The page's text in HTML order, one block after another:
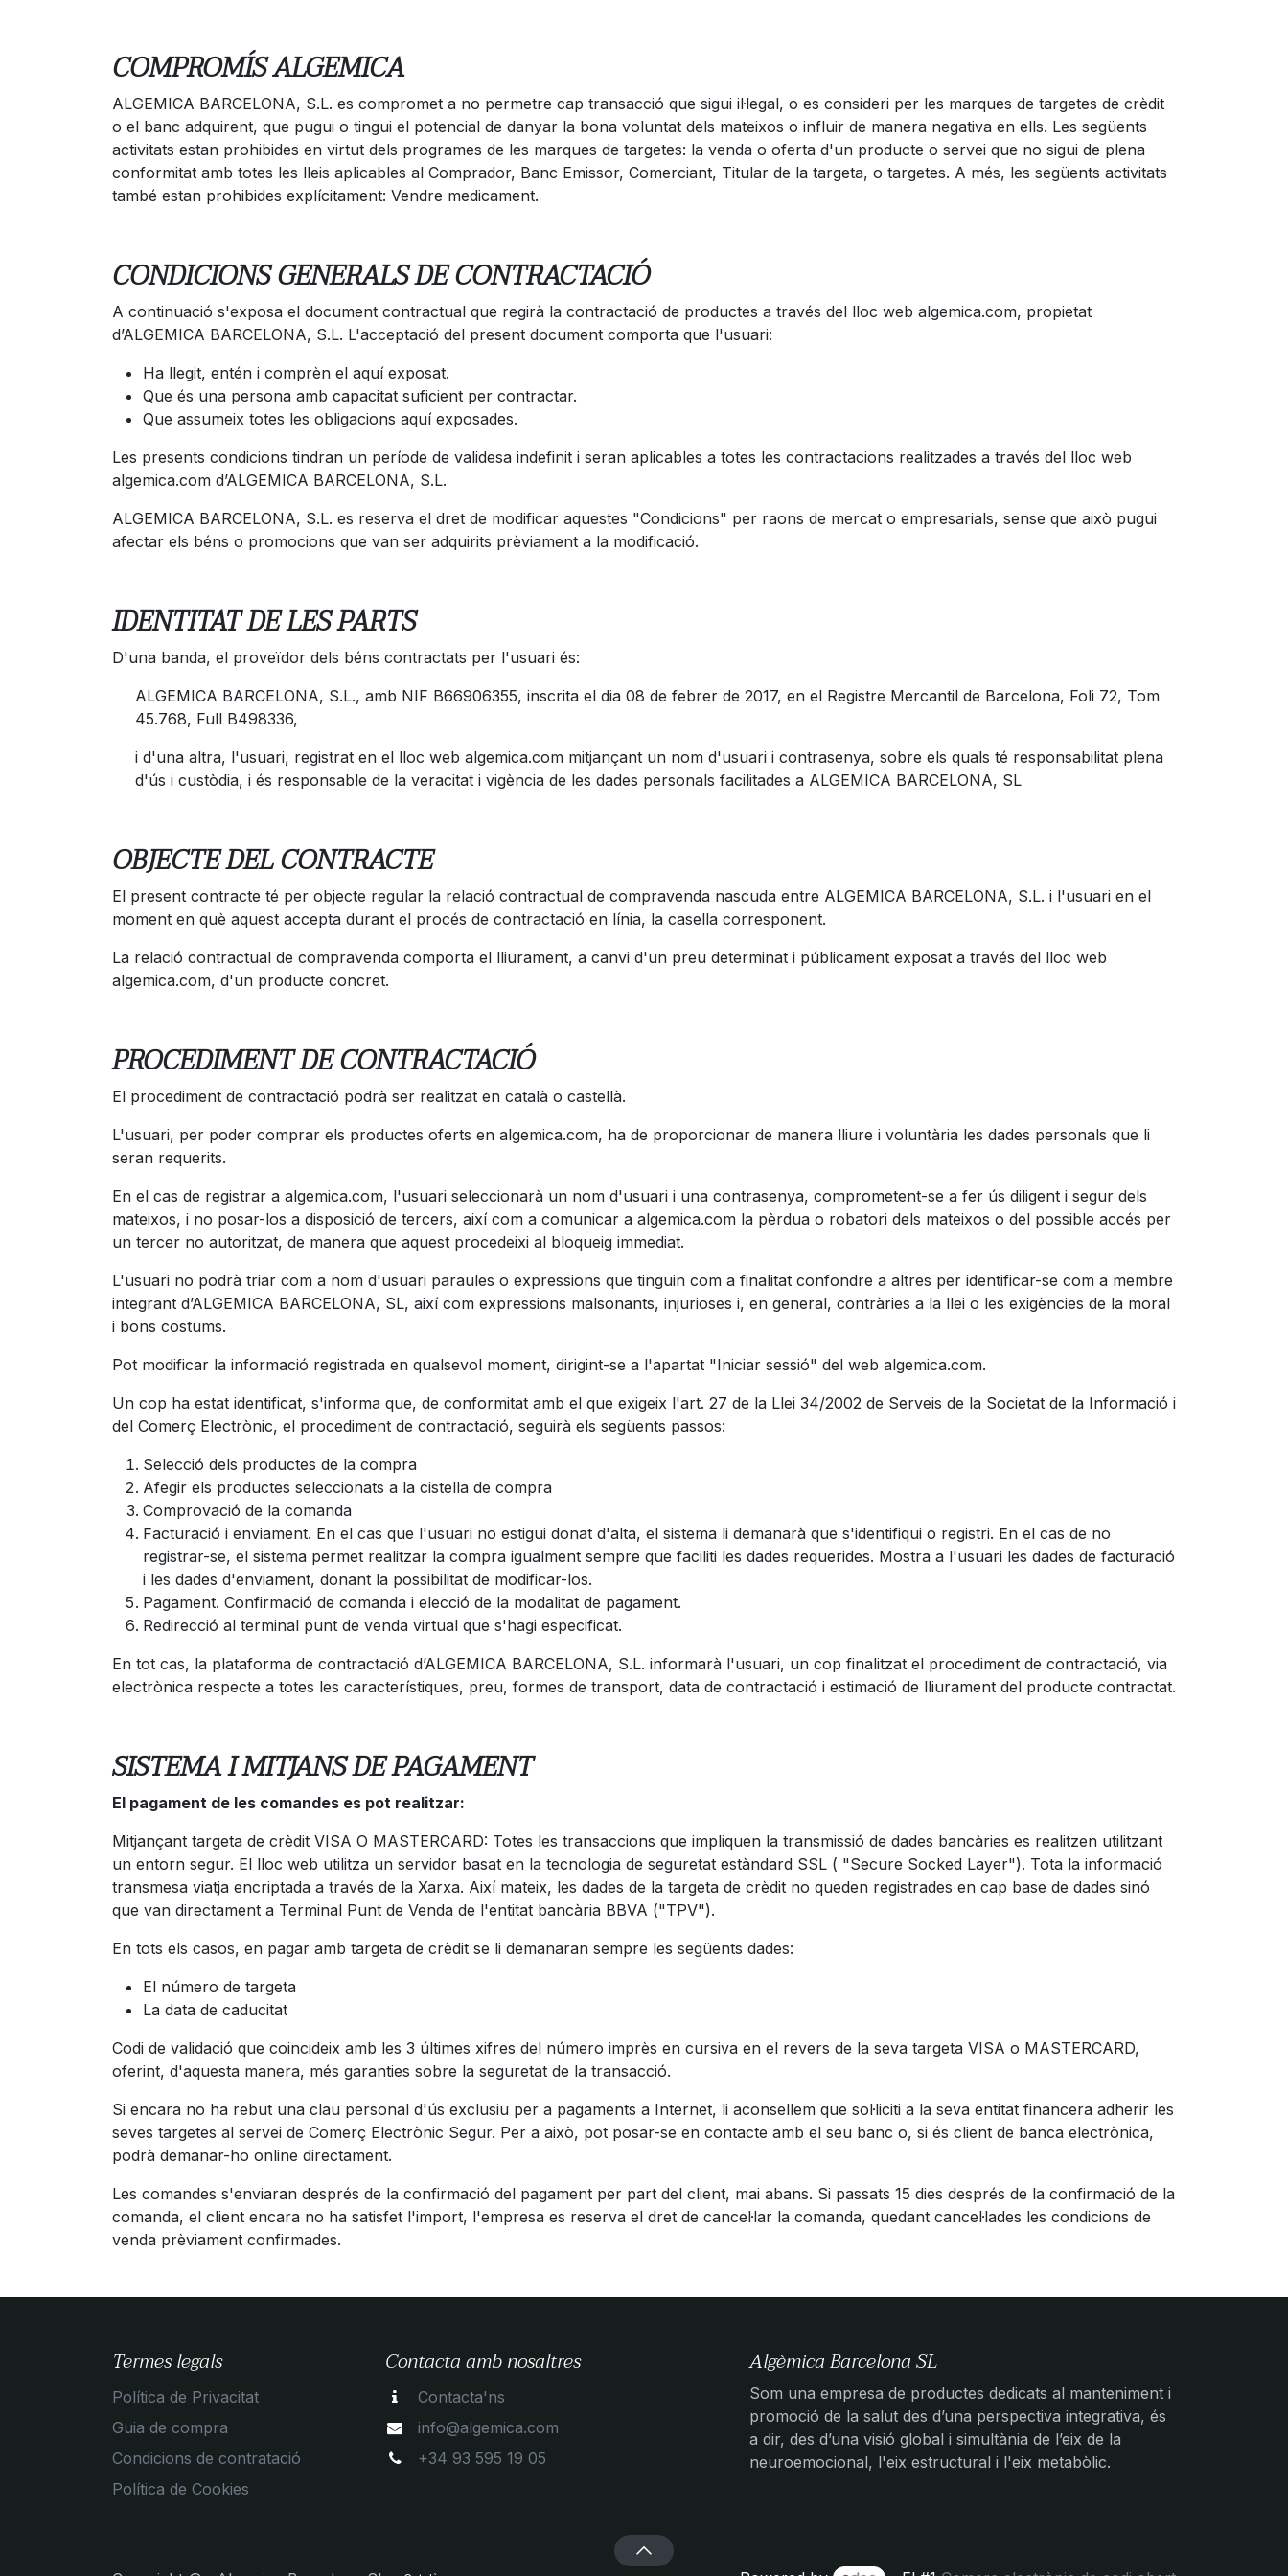
COMPROMÍS ALGEMICA
ALGEMICA BARCELONA, S.L. es compromet a no permetre cap transacció que sigui il·legal, o es consideri per les marques de targetes de crèdit
o el banc adquirent, que pugui o tingui el potencial de danyar la bona voluntat dels mateixos o influir de manera negativa en ells. Les següents
activitats estan prohibides en virtut dels programes de les marques de targetes: la venda o oferta d'un producte o servei que no sigui de plena
conformitat amb totes les lleis aplicables al Comprador, Banc Emissor, Comerciant, Titular de la targeta, o targetes. A més, les següents activitats
també estan prohibides explícitament: Vendre medicament.
CONDICIONS GENERALS DE CONTRACTACIÓ
A continuació s'exposa el document contractual que regirà la contractació de productes a través del lloc web algemica.com, propietat
d’ALGEMICA BARCELONA, S.L. L'acceptació del present document comporta que l'usuari:
Ha llegit, entén i comprèn el aquí exposat.
Que és una persona amb capacitat suficient per contractar.
Que assumeix totes les obligacions aquí exposades.
Les presents condicions tindran un període de validesa indefinit i seran aplicables a totes les contractacions realitzades a través del lloc web
algemica.com d’ALGEMICA BARCELONA, S.L.
ALGEMICA BARCELONA, S.L. es reserva el dret de modificar aquestes "Condicions" per raons de mercat o empresarials, sense que això pugui
afectar els béns o promocions que van ser adquirits prèviament a la modificació.
IDENTITAT DE LES PARTS
D'una banda, el proveïdor dels béns contractats per l'usuari és:
ALGEMICA BARCELONA, S.L., amb NIF B66906355, inscrita el dia 08 de febrer de 2017, en el Registre Mercantil de Barcelona, Foli 72, Tom
45.768, Full B498336,
i d'una altra, l'usuari, registrat en el lloc web algemica.com mitjançant un nom d'usuari i contrasenya, sobre els quals té responsabilitat plena
d'ús i custòdia, i és responsable de la veracitat i vigència de les dades personals facilitades a ALGEMICA BARCELONA, SL
OBJECTE DEL CONTRACTE
El present contracte té per objecte regular la relació contractual de compravenda nascuda entre ALGEMICA BARCELONA, S.L. i l'usuari en el
moment en què aquest accepta durant el procés de contractació en línia, la casella corresponent.
La relació contractual de compravenda comporta el lliurament, a canvi d'un preu determinat i públicament exposat a través del lloc web
algemica.com, d'un producte concret.
PROCEDIMENT DE CONTRACTACIÓ
El procediment de contractació podrà ser realitzat en català o castellà.
L'usuari, per poder comprar els productes oferts en algemica.com, ha de proporcionar de manera lliure i voluntària les dades personals que li
seran requerits.
En el cas de registrar a algemica.com, l'usuari seleccionarà un nom d'usuari i una contrasenya, comprometent-se a fer ús diligent i segur dels
mateixos, i no posar-los a disposició de tercers, així com a comunicar a algemica.com la pèrdua o robatori dels mateixos o del possible accés per
un tercer no autoritzat, de manera que aquest procedeixi al bloqueig immediat.
L'usuari no podrà triar com a nom d'usuari paraules o expressions que tinguin com a finalitat confondre a altres per identificar-se com a membre
integrant d’ALGEMICA BARCELONA, SL, així com expressions malsonants, injurioses i, en general, contràries a la llei o les exigències de la moral
i bons costums.
Pot modificar la informació registrada en qualsevol moment, dirigint-se a l'apartat "Iniciar sessió" del web algemica.com.
Un cop ha estat identificat, s'informa que, de conformitat amb el que exigeix l'art. 27 de la Llei 34/2002 de Serveis de la Societat de la Informació i
del Comerç Electrònic, el procediment de contractació, seguirà els següents passos:
Selecció dels productes de la compra
Afegir els productes seleccionats a la cistella de compra
Comprovació de la comanda
Facturació i enviament. En el cas que l'usuari no estigui donat d'alta, el sistema li demanarà que s'identifiqui o registri. En el cas de no
registrar-se, el sistema permet realitzar la compra igualment sempre que faciliti les dades requerides. Mostra a l'usuari les dades de facturació
i les dades d'enviament, donant la possibilitat de modificar-los.
Pagament. Confirmació de comanda i elecció de la modalitat de pagament.
Redirecció al terminal punt de venda virtual que s'hagi especificat.
En tot cas, la plataforma de contractació d’ALGEMICA BARCELONA, S.L. informarà l'usuari, un cop finalitzat el procediment de contractació, via
electrònica respecte a totes les característiques, preu, formes de transport, data de contractació i estimació de lliurament del producte contractat.
SISTEMA I MITJANS DE PAGAMENT
El pagament de les comandes es pot realitzar:
Mitjançant targeta de crèdit VISA O MASTERCARD: Totes les transaccions que impliquen la transmissió de dades bancàries es realitzen utilitzant
un entorn segur. El lloc web utilitza un servidor basat en la tecnologia de seguretat estàndard SSL ( "Secure Socked Layer"). Tota la informació
transmesa viatja encriptada a través de la Xarxa. Així mateix, les dades de la targeta de crèdit no queden registrades en cap base de dades sinó
que van directament a Terminal Punt de Venda de l'entitat bancària BBVA ("TPV").
En tots els casos, en pagar amb targeta de crèdit se li demanaran sempre les següents dades:
El número de targeta
La data de caducitat
Codi de validació que coincideix amb les 3 últimes xifres del número imprès en cursiva en el revers de la seva targeta VISA o MASTERCARD,
oferint, d'aquesta manera, més garanties sobre la seguretat de la transacció.
Si encara no ha rebut una clau personal d'ús exclusiu per a pagaments a Internet, li aconsellem que sol·liciti a la seva entitat financera adherir les
seves targetes al servei de Comerç Electrònic Segur. Per a això, pot posar-se en contacte amb el seu banc o, si és client de banca electrònica,
podrà demanar-ho online directament.
Les comandes s'enviaran després de la confirmació del pagament per part del client, mai abans. Si passats 15 dies després de la confirmació de la
comanda, el client encara no ha satisfet l'import, l'empresa es reserva el dret de cancel·lar la comanda, quedant cancel·lades les condicions de
venda prèviament confirmades.
Termes legals
Política de Privacitat
Guia de compra
Condicions de contratació
Política de Cookies
Contacta amb nosaltres
Contacta'ns
info@algemica.com
+34 93 595 19 05
Algèmica Barcelona SL
Som una empresa de productes dedicats al manteniment i
promoció de la salut des d’una perspectiva integrativa, és
a dir, des d’una visió global i simultània de l’eix de la
neuroemocional, l'eix estructural i l'eix metabòlic.